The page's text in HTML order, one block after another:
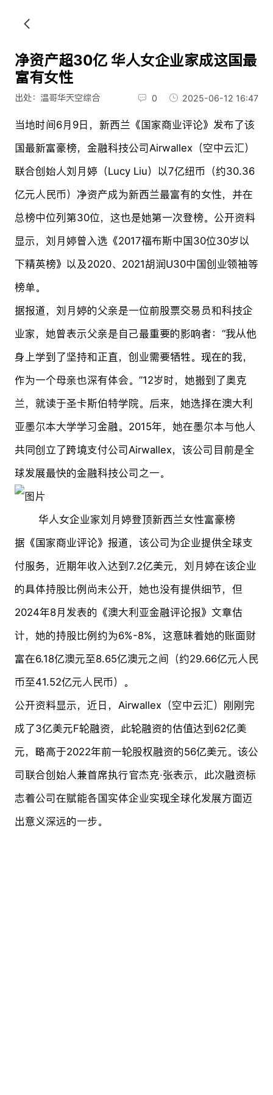
净资产超30亿 华人女企业家成这国最
富有女性
出处：温哥华天空综合 0 2025-06-12 16:47
当地时间6月9日，新西兰《国家商业评论》发布了该
国最新富豪榜，金融科技公司Airwallex（空中云汇）
联合创始人刘月婷（Lucy Liu）以7亿纽币（约30.36
亿元人民币）净资产成为新西兰最富有的女性，并在
总榜中位列第30位，这也是她第一次登榜。公开资料
显示，刘月婷曾入选《2017福布斯中国30位30岁以
下精英榜》以及2020、2021胡润U30中国创业领袖等
榜单。
据报道，刘月婷的父亲是一位前股票交易员和科技企
业家，她曾表示父亲是自己最重要的影响者：“我从他
身上学到了坚持和正直，创业需要牺牲。现在的我，
作为一个母亲也深有体会。”12岁时，她搬到了奥克
兰，就读于圣卡斯伯特学院。后来，她选择在澳大利
亚墨尔本大学学习金融。2015年，她在墨尔本与他人
共同创立了跨境支付公司Airwallex，该公司目前是全
球发展最快的金融科技公司之一。
华人女企业家刘月婷登顶新西兰女性富豪榜
据《国家商业评论》报道，该公司为企业提供全球支
付服务，近期年收入达到7.2亿美元，刘月婷在该企业
的具体持股比例尚未公开，她也没有提供细节，但
2024年8月发表的《澳大利亚金融评论报》文章估
计，她的持股比例约为6%-8%，这意味着她的账面财
富在6.18亿澳元至8.65亿澳元之间（约29.66亿元人民
币至41.52亿元人民币）。
公开资料显示，近日，Airwallex（空中云汇）刚刚完
成了3亿美元F轮融资，此轮融资的估值达到62亿美
元，略高于2022年前一轮股权融资的56亿美元。该公
司联合创始人兼首席执行官杰克·张表示，此次融资标
志着公司在赋能各国实体企业实现全球化发展方面迈
出意义深远的一步。